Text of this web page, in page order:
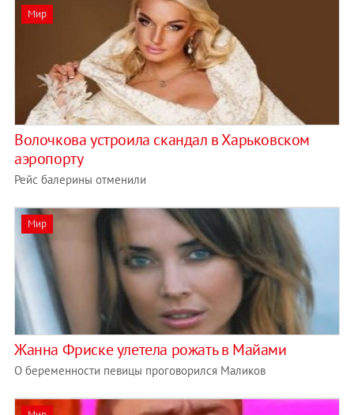
Мир
Волочкова устроила скандал в Харьковском
аэропорту
Рейс балерины отменили
Мир
Жанна Фриске улетела рожать в Майами
О беременности певицы проговорился Маликов